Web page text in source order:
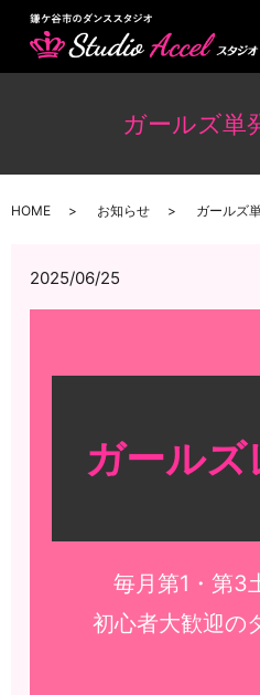
ガールズ単
HOME お知らせ ガールズ
2025/06/25
ガール
毎月第1・第3
初心者大歓迎の